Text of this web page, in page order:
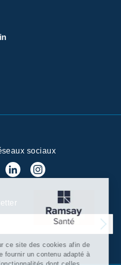
sociaux
sur ce site des cookies afin de
de fournir un contenu adapté à
fonctionnalités dont celles